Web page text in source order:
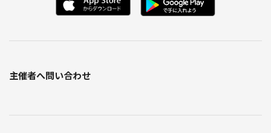
主催者へ問い合わせ